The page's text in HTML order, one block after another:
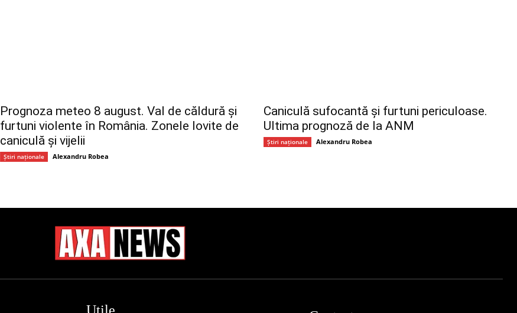
Prognoza meteo 8 august. Val de căldură și
furtuni violente în România. Zonele lovite de
caniculă și vijelii
Știri naționale Alexandru Robea
Caniculă sufocantă și furtuni periculoase.
Ultima prognoză de la ANM
Știri naționale Alexandru Robea